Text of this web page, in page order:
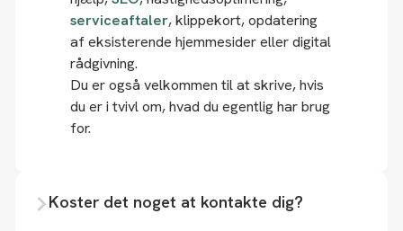
serviceaftaler, klippekort, opdatering
af eksisterende hjemmesider eller digital
rådgivning.
Du er også velkommen til at skrive, hvis
du er i tvivl om, hvad du egentlig har brug
for.
Koster det noget at kontakte dig?